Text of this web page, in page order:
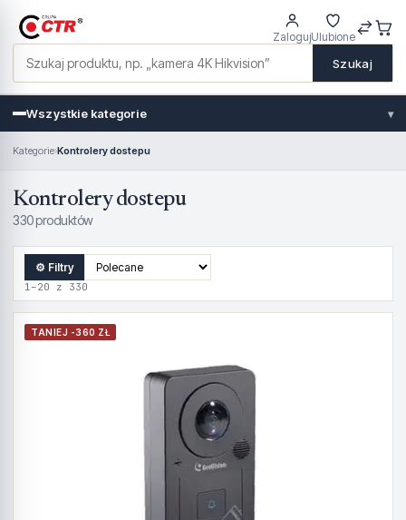
Szukaj
ZalogujUlubione
Wszystkie kategorie ▾
Kategorie›Kontrolery dostepu
Kontrolery dostepu
330 produktów
⚙ Filtry
1–20 z 330
TANIEJ -360 ZŁ